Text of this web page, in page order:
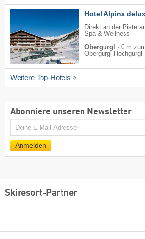
Hotel Alpina
Direkt an der Piste
Spa & Wellness
Obergurgl
· 0 m
Obergurgl-Hochgurgl
Weitere Top-Hotels
Abonniere unseren Newsletter
E-
Anmelden
Skiresort-Partner